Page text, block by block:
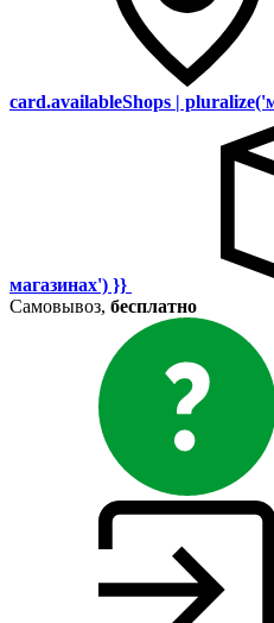
card.availableShops |
магазинах') }}
Самовывоз, бесплатно